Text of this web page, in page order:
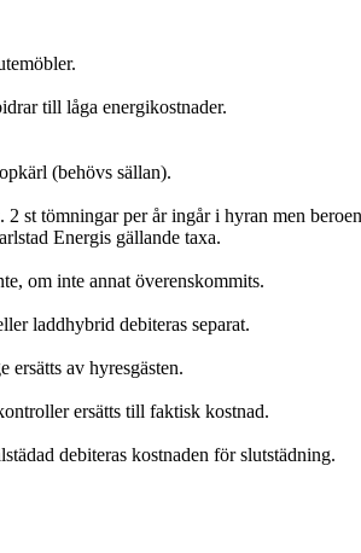
till låga energikostnader.
(behövs sällan).
st tömningar per år ingår i hyran men
Energis gällande taxa.
om inte annat överenskommits.
laddhybrid debiteras separat.
ersätts av hyresgästen.
ersätts till faktisk kostnad.
debiteras kostnaden för slutstädning.